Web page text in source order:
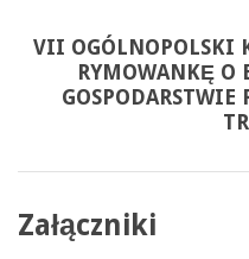
VII OGÓLNOPOLSKI
RYMOWANKĘ O
Załączniki